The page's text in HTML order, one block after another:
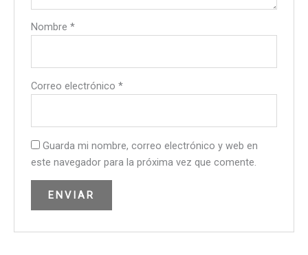
Nombre*
Correo electrónico*
Guarda mi nombre, correo electrónico y web en
este navegador para la próxima vez que comente.